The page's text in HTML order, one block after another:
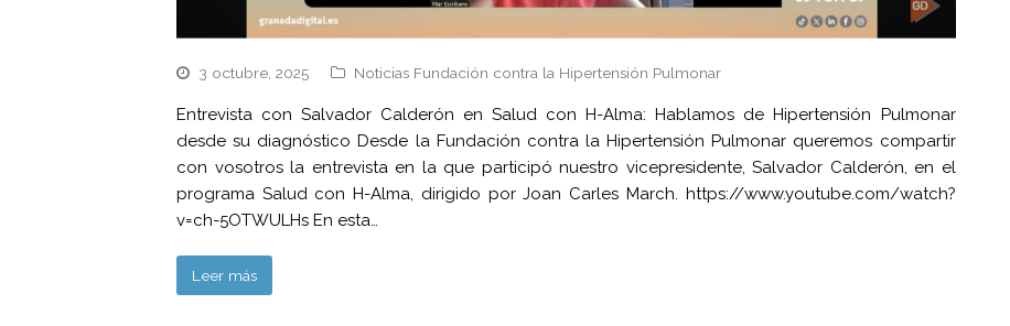
3 octubre, 2025 Noticias Fundación contra la Hipertensión Pulmonar
Entrevista con Salvador Calderón en Salud con H-Alma: Hablamos de Hipertensión Pulmonar
desde su diagnóstico Desde la Fundación contra la Hipertensión Pulmonar queremos compartir
con vosotros la entrevista en la que participó nuestro vicepresidente, Salvador Calderón, en el
programa Salud con H-Alma, dirigido por Joan Carles March. https://www.youtube.com/watch?
v=ch-5OTWULHs En esta…
Leer más